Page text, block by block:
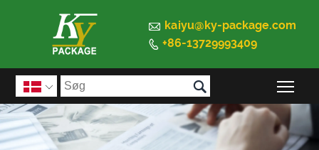
 kaiyu@ky-package.com
 +86-13729993409
 